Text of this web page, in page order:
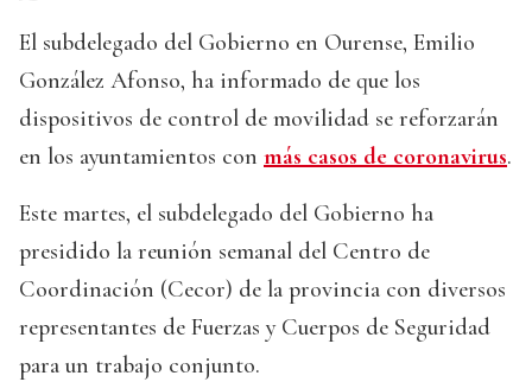
El subdelegado del Gobierno en Ourense, Emilio
González Afonso, ha informado de que los
dispositivos de control de movilidad se reforzarán
en los ayuntamientos con más casos de coronavirus.
Este martes, el subdelegado del Gobierno ha
presidido la reunión semanal del Centro de
Coordinación (Cecor) de la provincia con diversos
representantes de Fuerzas y Cuerpos de Seguridad
para un trabajo conjunto.